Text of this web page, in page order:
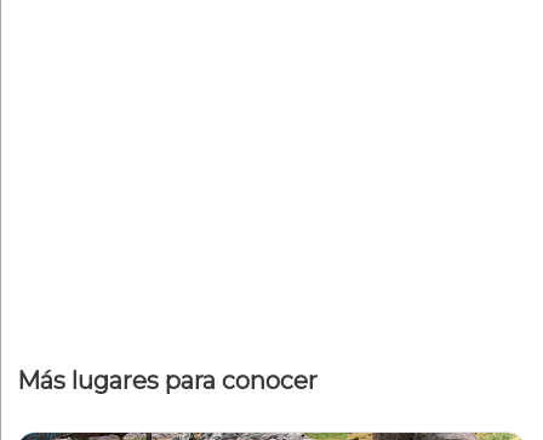
Más lugares para conocer